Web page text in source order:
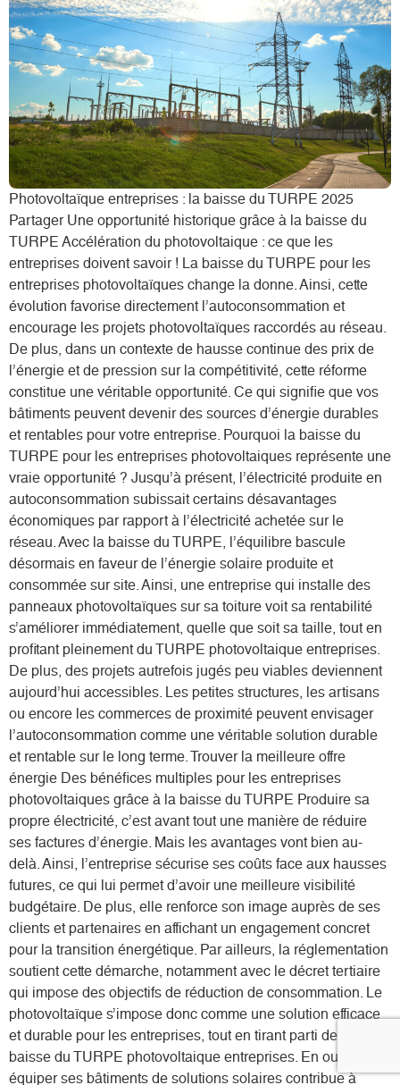
Photovoltaïque entreprises : la baisse du TURPE 2025
Partager Une opportunité historique grâce à la baisse du
TURPE Accélération du photovoltaique : ce que les
entreprises doivent savoir ! La baisse du TURPE pour les
entreprises photovoltaïques change la donne. Ainsi, cette
évolution favorise directement l’autoconsommation et
encourage les projets photovoltaïques raccordés au réseau.
De plus, dans un contexte de hausse continue des prix de
l’énergie et de pression sur la compétitivité, cette réforme
constitue une véritable opportunité. Ce qui signifie que vos
bâtiments peuvent devenir des sources d’énergie durables
et rentables pour votre entreprise. Pourquoi la baisse du
TURPE pour les entreprises photovoltaiques représente une
vraie opportunité ? Jusqu’à présent, l’électricité produite en
autoconsommation subissait certains désavantages
économiques par rapport à l’électricité achetée sur le
réseau. Avec la baisse du TURPE, l’équilibre bascule
désormais en faveur de l’énergie solaire produite et
consommée sur site. Ainsi, une entreprise qui installe des
panneaux photovoltaïques sur sa toiture voit sa rentabilité
s’améliorer immédiatement, quelle que soit sa taille, tout en
profitant pleinement du TURPE photovoltaique entreprises.
De plus, des projets autrefois jugés peu viables deviennent
aujourd’hui accessibles. Les petites structures, les artisans
ou encore les commerces de proximité peuvent envisager
l’autoconsommation comme une véritable solution durable
et rentable sur le long terme. Trouver la meilleure offre
énergie Des bénéfices multiples pour les entreprises
photovoltaiques grâce à la baisse du TURPE Produire sa
propre électricité, c’est avant tout une manière de réduire
ses factures d’énergie. Mais les avantages vont bien au-
delà. Ainsi, l’entreprise sécurise ses coûts face aux hausses
futures, ce qui lui permet d’avoir une meilleure visibilité
budgétaire. De plus, elle renforce son image auprès de ses
clients et partenaires en affichant un engagement concret
pour la transition énergétique. Par ailleurs, la réglementation
soutient cette démarche, notamment avec le décret tertiaire
qui impose des objectifs de réduction de consommation. Le
photovoltaïque s’impose donc comme une solution efficace
et durable pour les entreprises, tout en tirant parti de la
baisse du TURPE photovoltaique entreprises. En outre,
équiper ses bâtiments de solutions solaires contribue à